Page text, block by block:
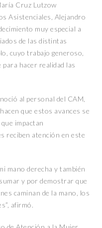
Cruz Lutzow
Asistenciales, Alejandro
muy especial a
de las distintas
cuyo trabajo generoso,
hacer realidad las
al personal del CAM,
que estos avances se
impactan
reciben atención en este
mano derecha y también
y por demostrar que
caminan de la mano, los
afirmó.